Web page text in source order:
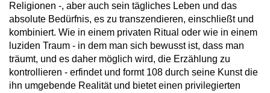
Religionen -, aber auch sein tägliches Leben und das
absolute Bedürfnis, es zu transzendieren, einschließt und
kombiniert. Wie in einem privaten Ritual oder wie in einem
luziden Traum - in dem man sich bewusst ist, dass man
träumt, und es daher möglich wird, die Erzählung zu
kontrollieren - erfindet und formt 108 durch seine Kunst die
ihn umgebende Realität und bietet einen privilegierten